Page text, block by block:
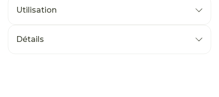
Utilisation
Détails